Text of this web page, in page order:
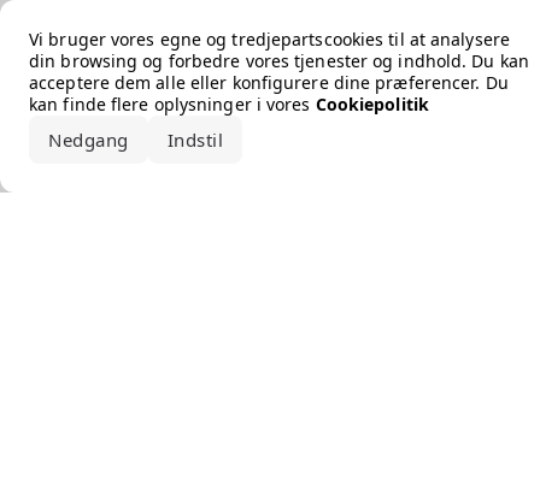
Vi bruger vores egne og tredjepartscookies til at analysere
din browsing og forbedre vores tjenester og indhold. Du kan
acceptere dem alle eller konfigurere dine præferencer. Du
kan finde flere oplysninger i vores Cookiepolitik
Nedgang Indstil
Error loading the brand